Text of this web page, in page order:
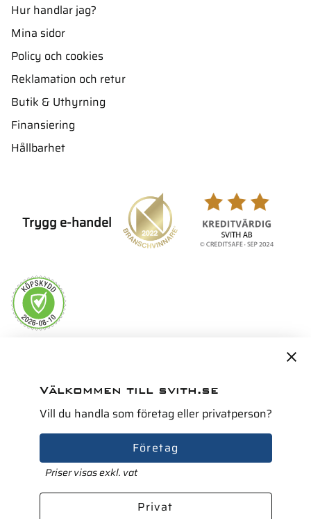
Hur handlar jag?
Mina sidor
Policy och cookies
Reklamation och retur
Butik & Uthyrning
Finansiering
Hållbarhet
Trygg e-handel
Välkommen till svith.se
Vill du handla som företag eller privatperson?
Företag
Priser visas exkl. vat
Privat